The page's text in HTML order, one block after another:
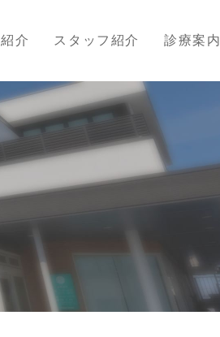
介 スタッフ紹介 診療案内